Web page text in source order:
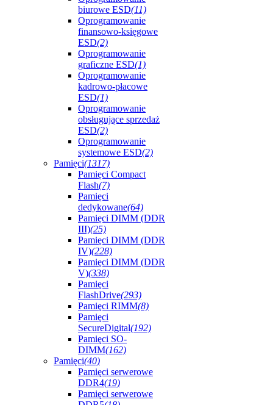
biurowe ESD(11)
Oprogramowanie
finansowo-księgowe
ESD(2)
Oprogramowanie
graficzne ESD(1)
Oprogramowanie
kadrowo-płacowe
ESD(1)
Oprogramowanie
obsługujące sprzedaż
ESD(2)
Oprogramowanie
systemowe ESD(2)
Pamięci(1317)
Pamięci Compact
Flash(7)
Pamięci
dedykowane(64)
Pamięci DIMM (DDR
III)(25)
Pamięci DIMM (DDR
IV)(228)
Pamięci DIMM (DDR
V)(338)
Pamięci
FlashDrive(293)
Pamięci RIMM(8)
Pamięci
SecureDigital(192)
Pamięci SO-
DIMM(162)
Pamięci(40)
Pamięci serwerowe
DDR4(19)
Pamięci serwerowe